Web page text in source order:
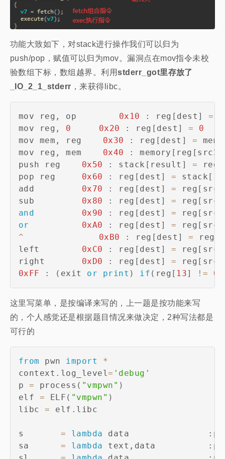
功能大致如下，对stack进行操作我们可以归为
push/pop，赋值可以归为mov。漏洞点在mov指令未校
验数组下标，数组越界。利用stderr_got里存放了
_IO_2_1_stderr ，来获得libc。
mov reg , 0x10 : reg [ dest ] =
mov reg , 0 0x20 : reg [ dest ] =
0
mov mem , reg 0x30 : reg [ dest ] =
mov reg , mem 0x40 : memory [ reg [ src2
push reg 0x50 : stack [ result ] = reg
pop reg 0x60 : reg [ dest ] = stack [
add 0x70 : reg [ dest ] = reg [ src2
sub 0x80 : reg [ dest ] = reg [ src1
and
0x90 : reg [ dest ] = reg [ src2
or
0xA0 : reg [ dest ] = reg [ src2
^
0xB0 : reg [ dest ] = reg
left 0xC0 : reg [ dest ] = reg [ src1
right 0xD0 : reg [ dest ] = reg [ src1
0xFF
: ( exit or print ) if ( reg [ 13] != 0
这里写菜单，是按编译来写的，上一题是按功能来写
的，个人感觉还是根据题目情况来做决定，2种写法都是
可行的
from pwn import
*
context . log_level= 'debug'
p = process ( "vmpwn" )
elf = ELF ( "vmpwn" )
libc = elf . libc
s = lambda data : p
sa = lambda text , data : p